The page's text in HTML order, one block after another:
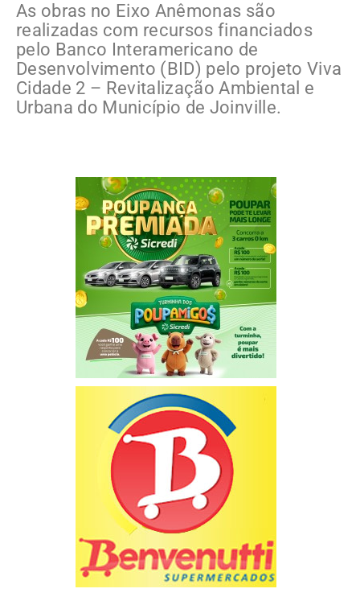
As obras no Eixo Anêmonas são
realizadas com recursos financiados
pelo Banco Interamericano de
Desenvolvimento (BID) pelo projeto Viva
Cidade 2 – Revitalização Ambiental e
Urbana do Município de Joinville.